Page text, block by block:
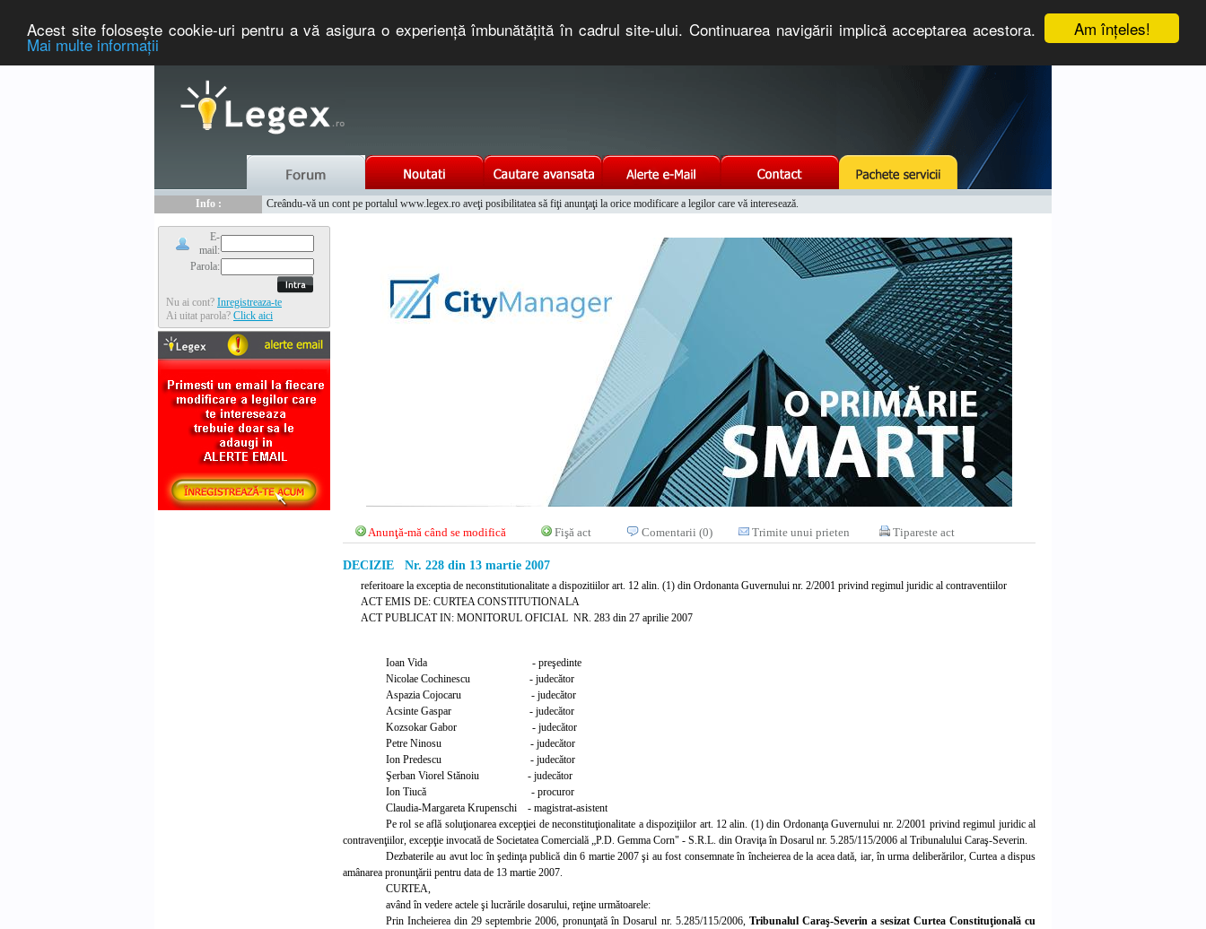
Am înţeles!
Acest site foloseşte cookie-uri pentru a vă asigura o experienţă îmbunătăţită în cadrul site-ului. Continuarea navigării implică acceptarea acestora.
Mai multe informaţii
Info :
Creându-vă un cont pe portalul www.legex.ro aveţi posibilitatea să fiţi anunţaţi la orice modificare a legilor care vă interesează.
E-
mail:
Parola:
Nu ai cont? Inregistreaza-te
Ai uitat parola? Click aici
Anunţă-mă când se modifică Fişă act Comentarii (0) Trimite unui prieten Tipareste act
DECIZIE Nr. 228 din 13 martie 2007
referitoare la exceptia de neconstitutionalitate a dispozitiilor art. 12 alin. (1) din Ordonanta Guvernului nr. 2/2001 privind regimul juridic al contraventiilor
ACT EMIS DE: CURTEA CONSTITUTIONALA
ACT PUBLICAT IN: MONITORUL OFICIAL NR. 283 din 27 aprilie 2007
Ioan Vida
- preşedinte
Nicolae Cochinescu - judecător
Aspazia Cojocaru - judecător
Acsinte Gaspar - judecător
Kozsokar Gabor - judecător
Petre Ninosu - judecător
Ion Predescu - judecător
Şerban Viorel Stănoiu - judecător
Ion Tiucă - procuror
Claudia-Margareta Krupenschi - magistrat-asistent
Pe rol se află soluţionarea excepţiei de neconstituţionalitate a dispoziţiilor art. 12 alin. (1) din Ordonanţa Guvernului nr. 2/2001 privind regimul juridic al
contravenţiilor, excepţie invocată de Societatea Comercială „P.D. Gemma Corn" - S.R.L. din Oraviţa în Dosarul nr. 5.285/115/2006 al Tribunalului Caraş-Severin.
Dezbaterile au avut loc în şedinţa publică din 6 martie 2007 şi au fost consemnate în încheierea de la acea dată, iar, în urma deliberărilor, Curtea a dispus
amânarea pronunţării pentru data de 13 martie 2007.
CURTEA,
având în vedere actele şi lucrările dosarului, reţine următoarele:
Prin Incheierea din 29 septembrie 2006, pronunţată în Dosarul nr. 5.285/115/2006, Tribunalul Caraş-Severin a sesizat Curtea Constituţională cu